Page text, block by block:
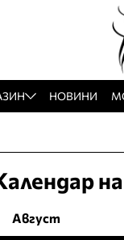
НОВИНИ
Август